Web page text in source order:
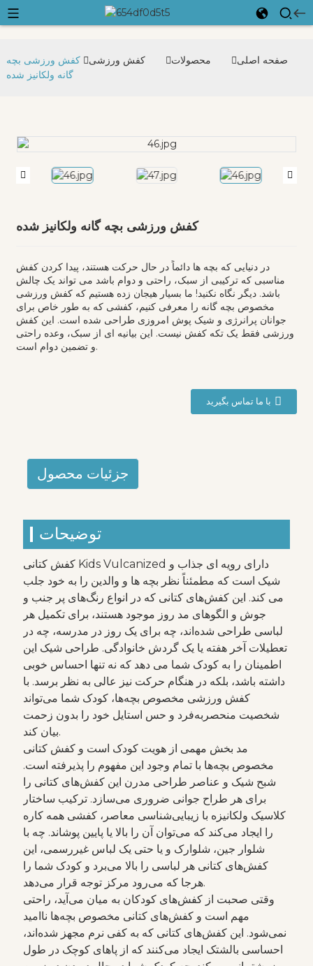
صفحه اصلی محصولات کفش ورزشی
کفش ورزشی بچه
گانه ولکانیز شده
کفش ورزشی بچه گانه ولکانیز شده
در دنیایی که بچه ها دائماً در حال حرکت هستند، پیدا کردن کفش
مناسبی که ترکیبی از سبک، راحتی و دوام باشد می تواند یک چالش
باشد. دیگر نگاه نکنید! ما بسیار هیجان زده هستیم که کفش ورزشی
مخصوص بچه گانه را معرفی کنیم، کفشی که به طور خاص برای
جوانان پرانرژی و شیک پوش امروزی طراحی شده است. این کفش
ورزشی فقط یک تکه کفش نیست. این بیانیه ای از سبک، وعده راحتی
و تضمین دوام است.
با ما تماس بگیرید
جزئیات محصول
توضیحات
کفش کتانی Kids Vulcanized دارای رویه ای جذاب و
شیک است که مطمئناً نظر بچه ها و والدین را به خود جلب
می کند. این کفش‌های کتانی که در انواع رنگ‌های پر جنب و
جوش و الگوهای مد روز موجود هستند، برای تکمیل هر
لباسی طراحی شده‌اند، چه برای یک روز در مدرسه، چه در
تعطیلات آخر هفته یا یک گردش خانوادگی. طراحی شیک این
اطمینان را به کودک شما می دهد که نه تنها احساس خوبی
داشته باشد، بلکه در هنگام حرکت نیز عالی به نظر برسد. با
کفش ورزشی مخصوص بچه‌ها، کودک شما می‌تواند
شخصیت منحصربه‌فرد و حس استایل خود را بدون زحمت
بیان کند.
مد بخش مهمی از هویت کودک است و کفش کتانی
مخصوص بچه‌ها با تمام وجود این مفهوم را پذیرفته است.
شبح شیک و عناصر طراحی مدرن این کفش‌های کتانی را
برای هر طراح جوانی ضروری می‌سازد. ترکیب ساختار
کلاسیک ولکانیزه با زیبایی‌شناسی معاصر، کفشی همه کاره
را ایجاد می‌کند که می‌توان آن را بالا یا پایین پوشاند. چه با
شلوار جین، شلوارک و یا حتی یک لباس غیررسمی، این
کفش‌های کتانی هر لباسی را بالا می‌برد و کودک شما را
هرجا که می‌رود مرکز توجه قرار می‌دهد.
وقتی صحبت از کفش‌های کودکان به میان می‌آید، راحتی
مهم است و کفش‌های کتانی مخصوص بچه‌ها ناامید
نمی‌شود. این کفش‌های کتانی که به کفی نرم مجهز شده‌اند،
احساسی بالشتک ایجاد می‌کنند که از پاهای کوچک در طول